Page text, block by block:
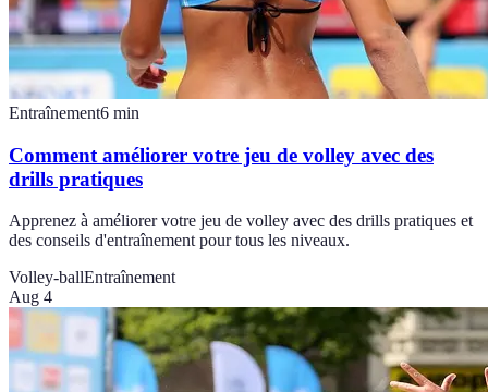
Entraînement6 min
Comment améliorer votre jeu de volley avec des
drills pratiques
Apprenez à améliorer votre jeu de volley avec des drills pratiques et
des conseils d'entraînement pour tous les niveaux.
Volley-ballEntraînement
Aug 4